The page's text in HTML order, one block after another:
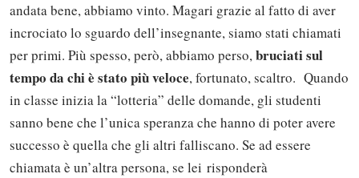
andata bene, abbiamo vinto. Magari grazie al fatto di aver
incrociato lo sguardo dell’insegnante, siamo stati chiamati
per primi. Più spesso, però, abbiamo perso,bruciati sul
tempo da chi è stato più veloce, fortunato, scaltro. Quando
in classe inizia la “lotteria” delle domande, gli studenti
sanno bene che l’unica speranza che hanno di poter avere
successo è quella che gli altri falliscano. Se ad essere
chiamata è un’altra persona, se lei risponderà